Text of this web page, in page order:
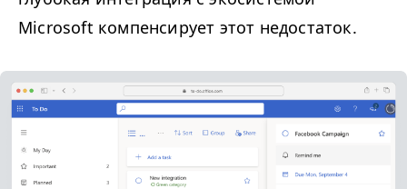
Microsoft компенсирует этот недостаток.